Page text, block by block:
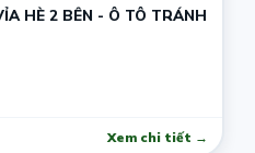
HÈ 2 BÊN - Ô TÔ TRÁNH
Xem chi tiết →